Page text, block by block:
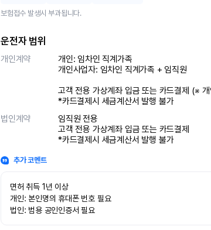
보험접수 발생시 부과됩니다.
운전자 범위
개인계약
개인: 임차인 직계가족
개인사업자: 임차인 직계가족 + 임직원
고객 전용 가상계좌 입금 또는 카드결제 (※
*카드결제시 세금계산서 발행 불가
법인계약
임직원 전용
고객 전용 가상계좌 입금 또는 카드결제
*카드결제시 세금계산서 발행 불가
추가 코멘트
면허 취득 1년 이상
개인: 본인명의 휴대폰 번호 필요
법인: 범용 공인인증서 필요